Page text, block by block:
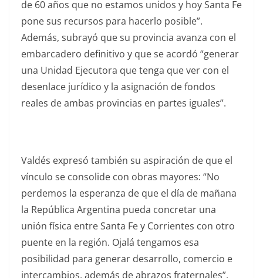
de 60 años que no estamos unidos y hoy Santa Fe
pone sus recursos para hacerlo posible”.
Además, subrayó que su provincia avanza con el
embarcadero definitivo y que se acordó “generar
una Unidad Ejecutora que tenga que ver con el
desenlace jurídico y la asignación de fondos
reales de ambas provincias en partes iguales”.
Valdés expresó también su aspiración de que el
vínculo se consolide con obras mayores: “No
perdemos la esperanza de que el día de mañana
la República Argentina pueda concretar una
unión física entre Santa Fe y Corrientes con otro
puente en la región. Ojalá tengamos esa
posibilidad para generar desarrollo, comercio e
intercambios, además de abrazos fraternales”.